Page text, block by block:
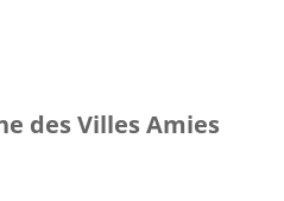
des Villes Amies